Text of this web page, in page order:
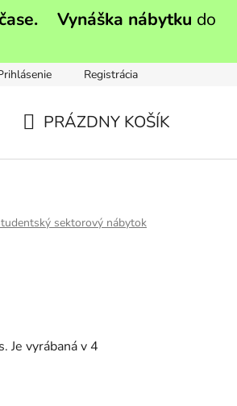
Vynáška nábytku do
Registrácia
PRÁZDNY KOŠÍK
sektorový nábytok
Je vyrábaná v 4